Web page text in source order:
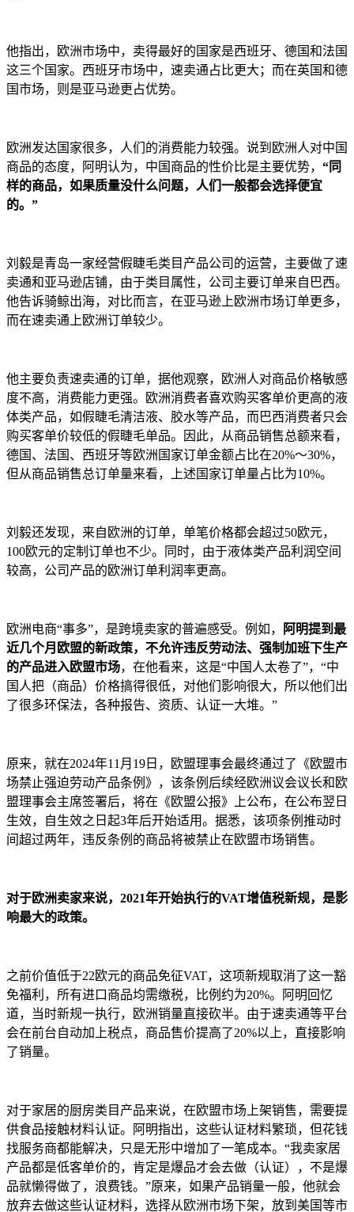
他指出，欧洲市场中，卖得最好的国家是西班牙、德国和法国
这三个国家。西班牙市场中，速卖通占比更大；而在英国和德
国市场，则是亚马逊更占优势。
欧洲发达国家很多，人们的消费能力较强。说到欧洲人对中国
商品的态度，阿明认为，中国商品的性价比是主要优势， “同
样的商品，如果质量没什么问题，人们一般都会选择便宜
的。”
刘毅是青岛一家经营假睫毛类目产品公司的运营，主要做了速
卖通和亚马逊店铺，由于类目属性，公司主要订单来自巴西。
他告诉骑鲸出海，对比而言，在亚马逊上欧洲市场订单更多，
而在速卖通上欧洲订单较少。
他主要负责速卖通的订单，据他观察，欧洲人对商品价格敏感
度不高，消费能力更强。欧洲消费者喜欢购买客单价更高的液
体类产品，如假睫毛清洁液、胶水等产品，而巴西消费者只会
购买客单价较低的假睫毛单品。因此，从商品销售总额来看，
德国、法国、西班牙等欧洲国家订单金额占比在20%～30%，
但从商品销售总订单量来看，上述国家订单量占比为10%。
刘毅还发现，来自欧洲的订单，单笔价格都会超过50欧元，
100欧元的定制订单也不少。同时，由于液体类产品利润空间
较高，公司产品的欧洲订单利润率更高。
欧洲电商“事多”，是跨境卖家的普遍感受。例如，
阿明提到最
近几个月欧盟的新政策，不允许违反劳动法、强制加班下生产
的产品进入欧盟市场，在他看来，这是“中国人太卷了”，“中
国人把（商品）价格搞得很低，对他们影响很大，所以他们出
了很多环保法，各种报告、资质、认证一大堆。”
原来，就在2024年11月19日，欧盟理事会最终通过了《欧盟市
场禁止强迫劳动产品条例》，该条例后续经欧洲议会议长和欧
盟理事会主席签署后，将在《欧盟公报》上公布，在公布翌日
生效，自生效之日起3年后开始适用。据悉，该项条例推动时
间超过两年，违反条例的商品将被禁止在欧盟市场销售。
对于欧洲卖家来说，2021年开始执行的VAT增值税新规，是影
响最大的政策。
之前价值低于22欧元的商品免征VAT，这项新规取消了这一豁
免福利，所有进口商品均需缴税，比例约为20%。阿明回忆
道，当时新规一执行，欧洲销量直接砍半。由于速卖通等平台
会在前台自动加上税点，商品售价提高了20%以上，直接影响
了销量。
对于家居的厨房类目产品来说，在欧盟市场上架销售，需要提
供食品接触材料认证。阿明指出，这些认证材料繁琐，但花钱
找服务商都能解决，只是无形中增加了一笔成本。“我卖家居
产品都是低客单价的，肯定是爆品才会去做（认证），不是爆
品就懒得做了，浪费钱。”原来，如果产品销量一般，他就会
放弃去做这些认证材料，选择从欧洲市场下架，放到美国等市